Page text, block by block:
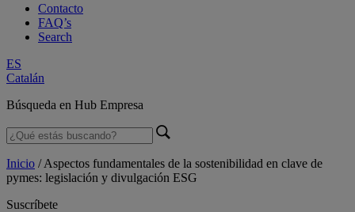
Contacto
FAQ’s
Search
ES
Catalán
Búsqueda en Hub Empresa
Inicio /Aspectos fundamentales de la sostenibilidad en clave de
pymes: legislación y divulgación ESG
Suscríbete